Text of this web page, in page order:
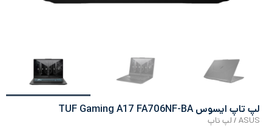
لپ تاپ ایسوس TUF Gaming A17 FA706NF-BA
ASUS
/ لپ تاپ